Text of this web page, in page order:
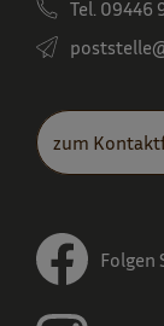
Tel. 09446
zum
Folgen